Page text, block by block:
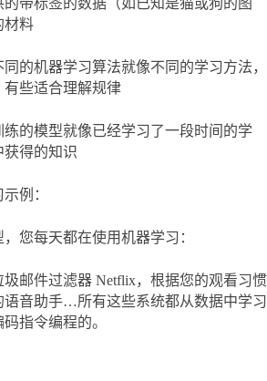
材料
的机器学习算法就像不同的学习方法，
些适合理解规律
的模型就像已经学习了一段时间的学
获得的知识
例：
您每天都在使用机器学习：
邮件过滤器 Netflix，根据您的观看习惯
语音助手…所有这些系统都从数据中学习
指令编程的。